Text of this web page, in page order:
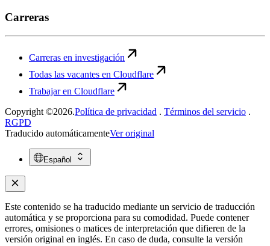
Carreras
Carreras en investigación
Todas las vacantes en Cloudflare
Trabajar en Cloudflare
Copyright ©2026.Política de privacidad . Términos del servicio .
RGPD
Traducido automáticamenteVer original
Español
Este contenido se ha traducido mediante un servicio de traducción
automática y se proporciona para su comodidad. Puede contener
errores, omisiones o matices de interpretación que difieren de la
versión original en inglés. En caso de duda, consulte la versión